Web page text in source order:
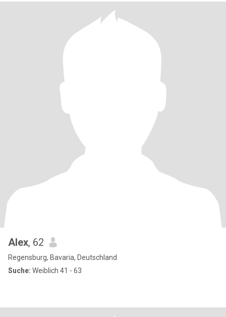
Alex, 62
Regensburg, Bavaria, Deutschland
Suche: Weiblich 41 - 63